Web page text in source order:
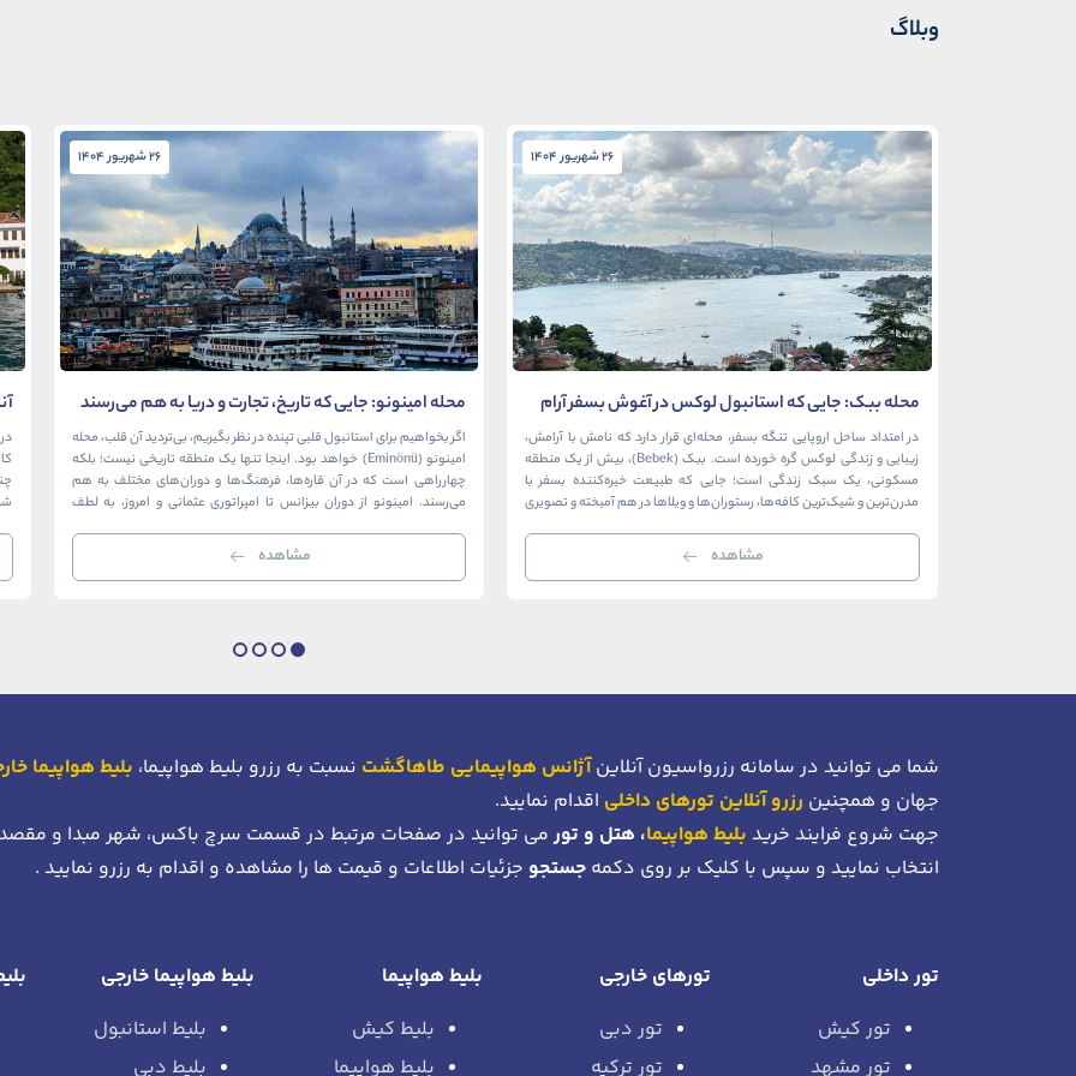
وبلاگ
26 شهریور 1404
محله ببک: جایی که استانبول لوکس در آغوش بسفر آرام
می‌گیرد
در امتداد ساحل اروپایی تنگه بسفر، محله‌ای قرار دارد که نامش با آرامش،
زیبایی و زندگی لوکس گره خورده است. ببک (Bebek)، بیش از یک منطقه
مسکونی، یک سبک زندگی است؛ جایی که طبیعت خیره‌کننده بسفر با
مدرن‌ترین و شیک‌ترین کافه‌ها، رستوران‌ها و ویلاها در هم آمیخته و تصویری
مشاهده
26 شهریور 1404
محله امینونو: جایی که تاریخ، تجارت و دریا به هم می‌رسند
اگر بخواهیم برای استانبول قلبی تپنده در نظر بگیریم، بی‌تردید آن قلب، محله
امینونو (Eminönü) خواهد بود. اینجا تنها یک منطقه تاریخی نیست؛ بلکه
چهارراهی است که در آن قاره‌ها، فرهنگ‌ها و دوران‌های مختلف به هم
می‌رسند. امینونو از دوران بیزانس تا امپراتوری عثمانی و امروز، به لطف
مشاهده
شما می توانید در سامانه رزرواسیون آنلاینآژانس هواپیمایی طاهاگشت نسبت به رزرو بلیط هواپیما، بلیط هواپیما
جهان و همچنین رزرو آنلاین تورهای داخلی اقدام نمایید.
جهت شروع فرایند خرید بلیط هواپیما، هتل و تورمی توانید در صفحات مرتبط در قسمت سرچ باکس، شهر مبدا و
انتخاب نمایید و سپس با کلیک بر روی دکمه جستجو جزئیات اطلاعات و قیمت ها را مشاهده و اقدام به رزرو نمایید .
تور داخلی
تور کیش
تور مشهد
تورهای خارجی
تور دبی
تور ترکیه
بلیط هواپیما
بلیط کیش
بلیط هواپیما
بلیط هواپیما خارجی
بلیط استانبول
بلیط دبی